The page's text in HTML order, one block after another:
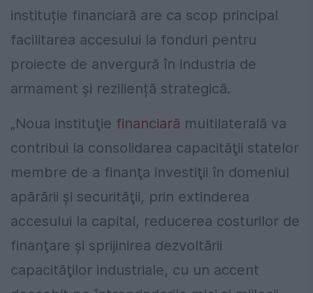
instituție financiară are ca scop principal
facilitarea accesului la fonduri pentru
proiecte de anvergură în industria de
armament și reziliență strategică.
„Noua instituţie financiară multilaterală va
contribui la consolidarea capacităţii statelor
membre de a finanţa investiţii în domeniul
apărării şi securităţii, prin extinderea
accesului la capital, reducerea costurilor de
finanţare şi sprijinirea dezvoltării
capacităţilor industriale, cu un accent